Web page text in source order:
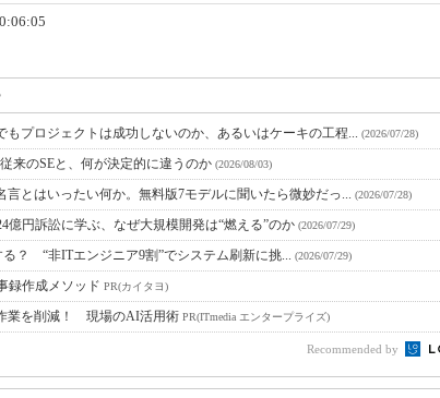
もプロジェクトは成功しないのか、あるいはケーキの工程... (2026/07/28)
来のSEと、何が決定的に違うのか (2026/08/03)
言とはいったい何か。無料版7モデルに聞いたら微妙だっ... (2026/07/28)
億円訴訟に学ぶ、なぜ大規模開発は“燃える”のか (2026/07/29)
る？ “非ITエンジニア9割”でシステム刷新に挑... (2026/07/29)
録作成メソッド PR(カイタヨ)
業を削減！ 現場のAI活用術 PR(ITmedia エンタープライズ)
Recommended by